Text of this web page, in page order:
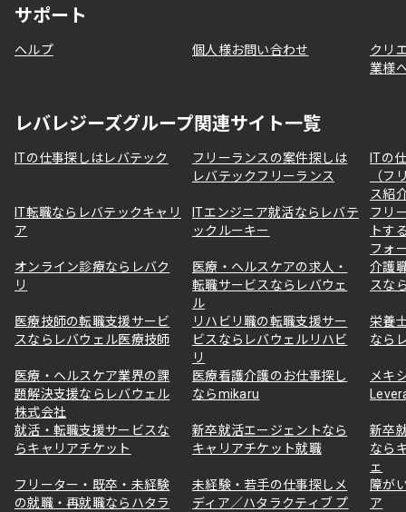
サポート
ヘルプ 個人様お問い合わせ
クリ
業様
レバレジーズグループ関連サイト一覧
ITの仕事探しはレバテック
フリーランスの案件探しは
レバテックフリーランス
ITの
（フ
ス紹
IT転職ならレバテックキャリ
ア
ITエンジニア就活ならレバテ
ックルーキー
フリ
トす
フォ
オンライン診療ならレバク
リ
医療・ヘルスケアの求人・
転職サービスならレバウェ
ル
介護
スな
医療技師の転職支援サービ
スならレバウェル医療技師
リハビリ職の転職支援サー
ビスならレバウェルリハビ
リ
栄養
なら
医療・ヘルスケア業界の課
題解決支援ならレバウェル
株式会社
医療看護介護のお仕事探し
ならmikaru
メキ
就活・転職支援サービスな
らキャリアチケット
新卒就活エージェントなら
キャリアチケット就職
新卒
なら
ェ
フリーター・既卒・未経験
の就職・再就職ならハタラ
未経験・若手の仕事探しメ
ディア／ハタラクティブ プ
障が
ア